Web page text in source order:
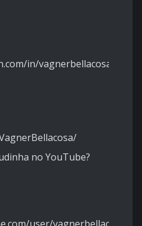
in/vagnerbellacosa/
no YouTube?